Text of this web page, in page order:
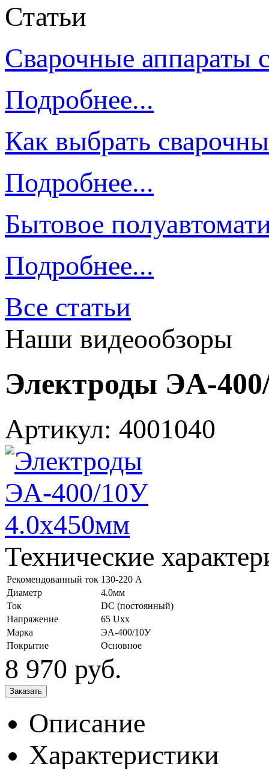
Статьи
Сварочные аппараты
Подробнее...
Как выбрать
Подробнее...
Бытовое
Подробнее...
Все статьи
Наши видеообзоры
Электроды ЭА-
Артикул: 4001040
Технические
Рекомендованный ток 130-220 А
Диаметр
4.0мм
Ток
DC (постоянный)
Напряжение
65 Uxx
Марка
ЭА-400/10У
Покрытие
Основное
8 970 руб.
Описание
Характеристики